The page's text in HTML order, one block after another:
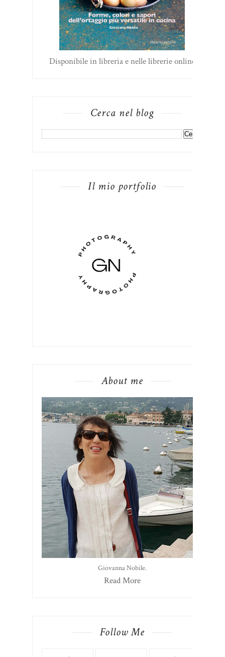
Disponibile in libreria e nelle librerie online
Cerca nel blog
Il mio portfolio
About me
Giovanna Nobile.
Read More
Follow Me